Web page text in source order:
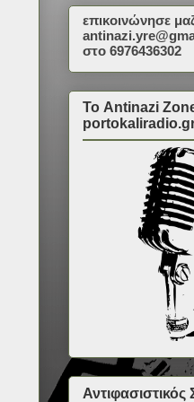
επικοινώνησε
στο 6976436302
Το Antinazi
Αντιφασιστικός